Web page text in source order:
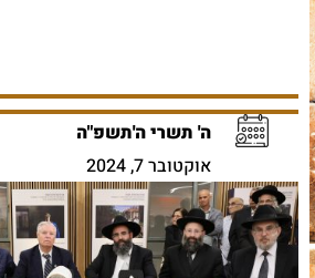
ה' תשרי ה'תשפ"ה
אוקטובר 7, 2024